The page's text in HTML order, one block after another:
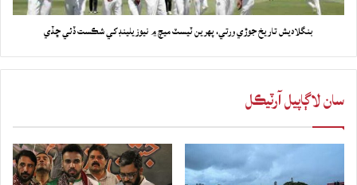
بنگلاديش تاريخ جوڙي ورتي، پهرين ٽيسٽ ميچ ۾ نيوزيلينڊ کي شڪست ڏئي ڇڏي
سان لاڳاپيل آرٽيڪل